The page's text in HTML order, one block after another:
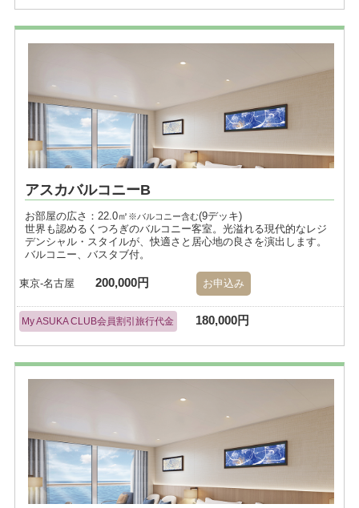
アスカバルコニーB
お部屋の広さ：22.0㎡ ※バルコニー含む(9デッキ)
世界も認めるくつろぎのバルコニー客室。光溢れる現代的なレジ
デンシャル・スタイルが、快適さと居心地の良さを演出します。
バルコニー、バスタブ付。
東京-名古屋 200,000円 お申込み
My ASUKA CLUB会員割引旅行代金 180,000円